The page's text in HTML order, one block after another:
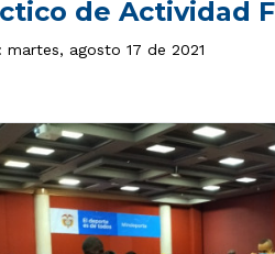
de Actividad
agosto 17 de 2021